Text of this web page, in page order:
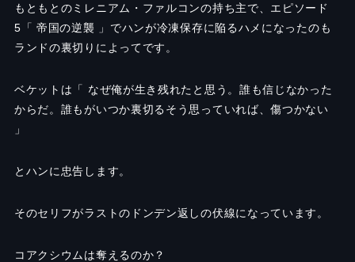
もともとのミレニアム・ファルコンの持ち主で、エピソード
5 「 帝国の逆襲 」でハンが冷凍保存に陥るハメになったのも
ランドの裏切りによってです。
ベケットは「 なぜ俺が生き残れたと思う。誰も信じなかった
からだ。誰もがいつか裏切るそう思っていれば、傷つかない
」
とハンに忠告します。
そのセリフがラストのドンデン返しの伏線になっています。
コアクシウムは奪えるのか？